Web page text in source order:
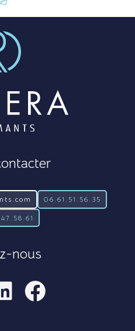
06.61.51.56.35
nous